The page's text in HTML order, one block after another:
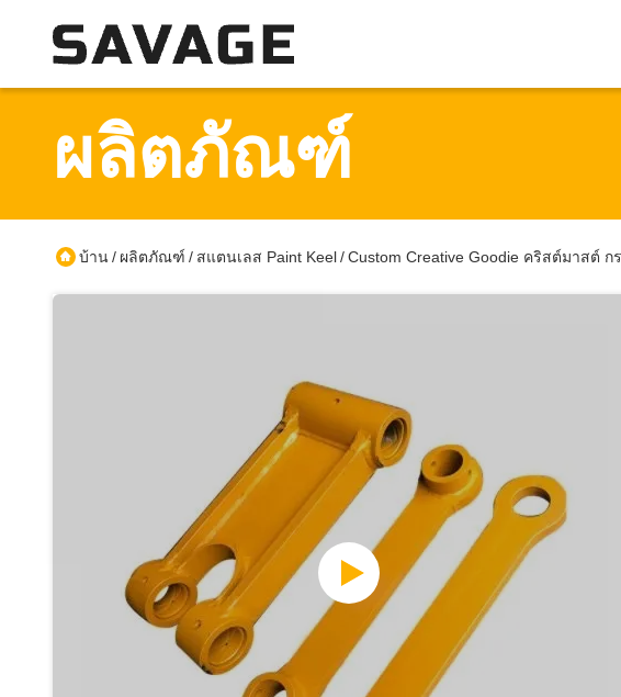
ผลิตภัณฑ์
บ้าน/ ผลิตภัณฑ์ / สแตนเลส Paint Keel/Custom Creative Goodie คริสต์มาสต์